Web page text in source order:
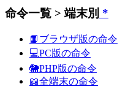
命令一覧 > 端末別 *
📙ブラウザ版の命令
💻PC版の命令
🐘PHP版の命令
📖全端末の命令